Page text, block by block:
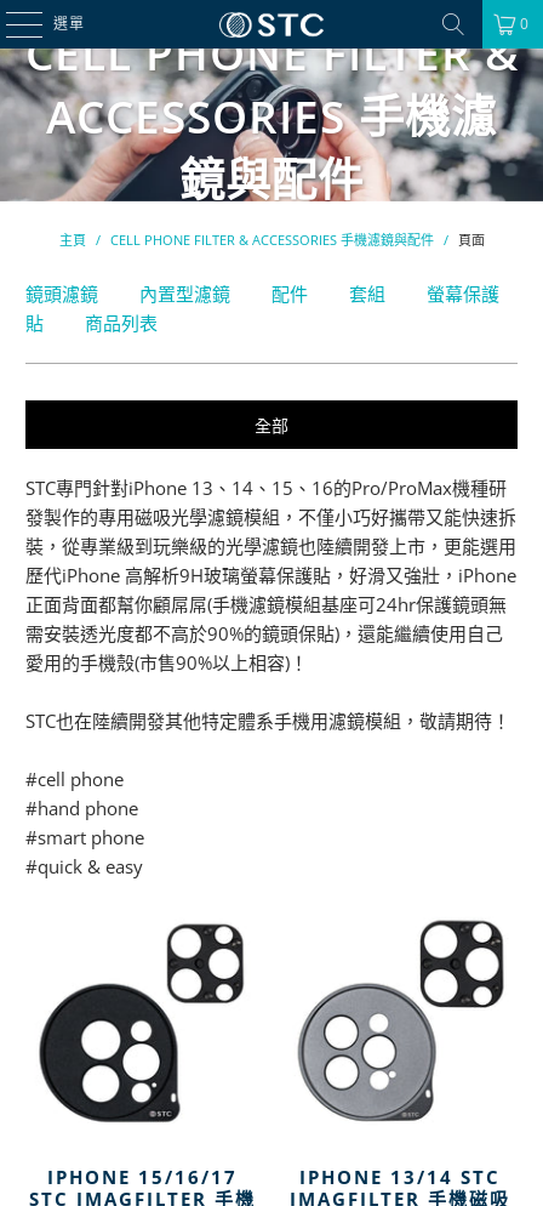
選單 0
CELL PHONE FILTER &
ACCESSORIES 手機濾
鏡與配件
主頁 / CELL PHONE FILTER & ACCESSORIES 手機濾鏡與配件 / 頁面
鏡頭濾鏡 內置型濾鏡 配件 套組
螢幕保護
貼
商品列表
全部
STC專門針對iPhone 13、14、15、16的Pro/ProMax機種研
發製作的專用磁吸光學濾鏡模組，不僅小巧好攜帶又能快速拆
裝，從專業級到玩樂級的光學濾鏡也陸續開發上市，更能選用
歷代iPhone 高解析9H玻璃螢幕保護貼，好滑又強壯，iPhone
正面背面都幫你顧屌屌(手機濾鏡模組基座可24hr保護鏡頭無
需安裝透光度都不高於90%的鏡頭保貼)，還能繼續使用自己
愛用的手機殼(市售90%以上相容)！
STC也在陸續開發其他特定體系手機用濾鏡模組，敬請期待！
#cell phone
#hand phone
#smart phone
#quick & easy
IPHONE 15/16/17
STC IMAGFILTER 手機
IPHONE 13/14 STC
IMAGFILTER 手機磁吸